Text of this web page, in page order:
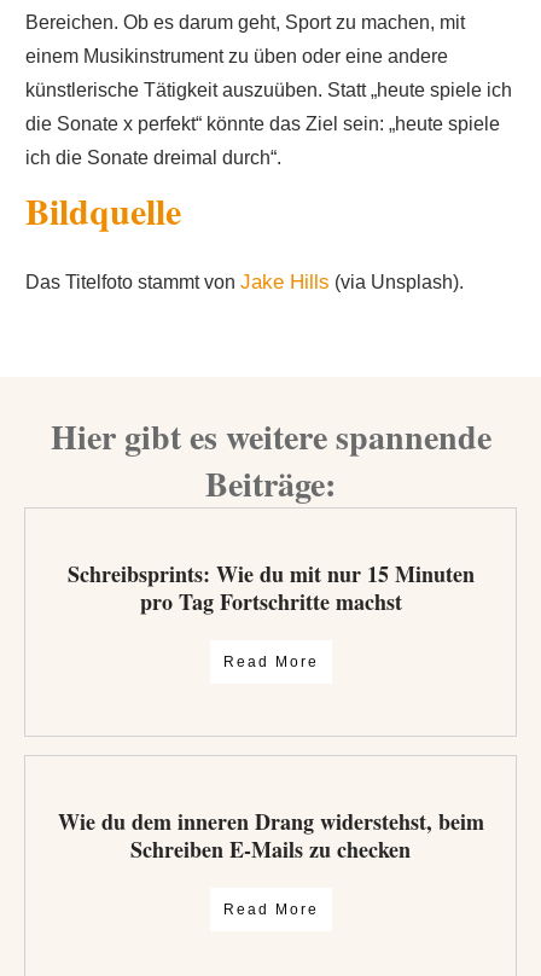
Bereichen. Ob es darum geht, Sport zu machen, mit
einem Musikinstrument zu üben oder eine andere
künstlerische Tätigkeit auszuüben. Statt „heute spiele ich
die Sonate x perfekt“ könnte das Ziel sein: „heute spiele
ich die Sonate dreimal durch“.
Bildquelle
Das Titelfoto stammt von Jake Hills (via Unsplash).
Hier gibt es weitere spannende
Beiträge:
Schreibsprints: Wie du mit nur 15 Minuten
pro Tag Fortschritte machst
Read More
Wie du dem inneren Drang widerstehst, beim
Schreiben E-Mails zu checken
Read More